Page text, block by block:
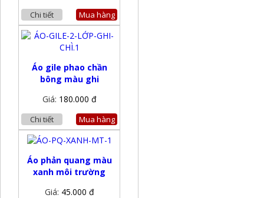
Chi tiết Mua hàng
Áo gile phao chần
bông màu ghi
Giá: 180.000 đ
Chi tiết Mua hàng
Áo phản quang màu
xanh môi trường
Giá: 45.000 đ